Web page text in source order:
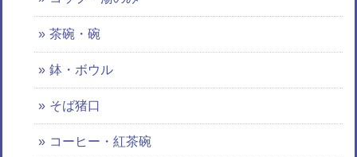
茶碗・碗
鉢・ボウル
そば猪口
コーヒー・紅茶碗